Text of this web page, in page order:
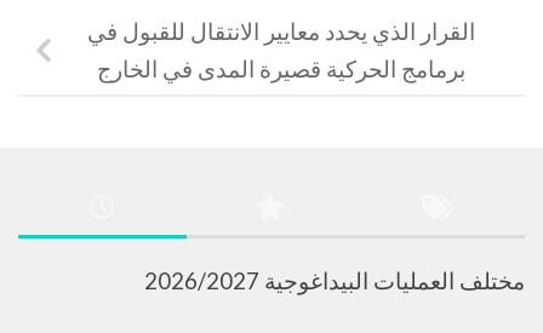
القرار الذي يحدد معايير الانتقال للقبول في
برمامج الحركية قصيرة المدى في الخارج
مختلف العمليات البيداغوجية 2026/2027